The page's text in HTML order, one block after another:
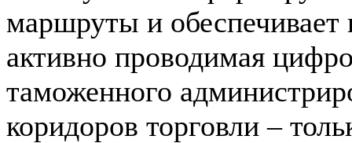
маршруты и обеспечивает
активно проводимая
таможенного
коридоров торговли –